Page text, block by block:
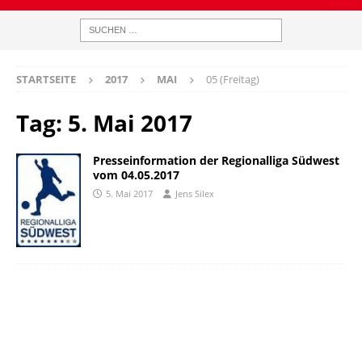
STARTSEITE 2017 MAI 05 (Freitag)
Tag: 5. Mai 2017
Presseinformation der Regionalliga Südwest
vom 04.05.2017
5. Mai 2017 Jens Silex